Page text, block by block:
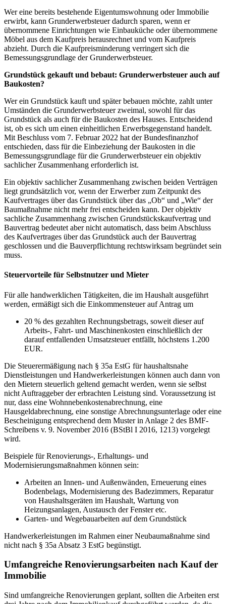
Wer eine bereits bestehende Eigentumswohnung oder Immobilie
erwirbt, kann Grunderwerbsteuer dadurch sparen, wenn er
übernommene Einrichtungen wie Einbauküche oder übernommene
Möbel aus dem Kaufpreis herausrechnet und vom Kaufpreis
abzieht. Durch die Kaufpreisminderung verringert sich die
Bemessungsgrundlage der Grunderwerbsteuer.
Grundstück gekauft und bebaut: Grunderwerbsteuer auch auf
Baukosten?
Wer ein Grundstück kauft und später bebauen möchte, zahlt unter
Umständen die Grunderwerbsteuer zweimal, sowohl für das
Grundstück als auch für die Baukosten des Hauses. Entscheidend
ist, ob es sich um einen einheitlichen Erwerbsgegenstand handelt.
Mit Beschluss vom 7. Februar 2022 hat der Bundesfinanzhof
entschieden, dass für die Einbeziehung der Baukosten in die
Bemessungsgrundlage für die Grunderwerbsteuer ein objektiv
sachlicher Zusammenhang erforderlich ist.
Ein objektiv sachlicher Zusammenhang zwischen beiden Verträgen
liegt grundsätzlich vor, wenn der Erwerber zum Zeitpunkt des
Kaufvertrages über das Grundstück über das „Ob“ und „Wie“ der
Baumaßnahme nicht mehr frei entscheiden kann. Der objektiv
sachliche Zusammenhang zwischen Grundstückskaufvertrag und
Bauvertrag bedeutet aber nicht automatisch, dass beim Abschluss
des Kaufvertrages über das Grundstück auch der Bauvertrag
geschlossen und die Bauverpflichtung rechtswirksam begründet sein
muss.
Steuervorteile für Selbstnutzer und Mieter
Für alle handwerklichen Tätigkeiten, die im Haushalt ausgeführt
werden, ermäßigt sich die Einkommensteuer auf Antrag um
20 % des gezahlten Rechnungsbetrags, soweit dieser auf
Arbeits-, Fahrt- und Maschinenkosten einschließlich der
darauf entfallenden Umsatzsteuer entfällt, höchstens 1.200
EUR.
Die Steuerermäßigung nach § 35a EstG für haushaltsnahe
Dienstleistungen und Handwerkerleistungen können auch dann von
den Mietern steuerlich geltend gemacht werden, wenn sie selbst
nicht Auftraggeber der erbrachten Leistung sind. Voraussetzung ist
nur, dass eine Wohnnebenkostenabrechnung, eine
Hausgeldabrechnung, eine sonstige Abrechnungsunterlage oder eine
Bescheinigung entsprechend dem Muster in Anlage 2 des BMF-
Schreibens v. 9. November 2016 (BStBl I 2016, 1213) vorgelegt
wird.
Beispiele für Renovierungs-, Erhaltungs- und
Modernisierungsmaßnahmen können sein:
Arbeiten an Innen- und Außenwänden, Erneuerung eines
Bodenbelags, Modernisierung des Badezimmers, Reparatur
von Haushaltsgeräten im Haushalt, Wartung von
Heizungsanlagen, Austausch der Fenster etc.
Garten- und Wegebauarbeiten auf dem Grundstück
Handwerkerleistungen im Rahmen einer Neubaumaßnahme sind
nicht nach § 35a Absatz 3 EstG begünstigt.
Umfangreiche Renovierungsarbeiten nach Kauf der
Immobilie
Sind umfangreiche Renovierungen geplant, sollten die Arbeiten erst